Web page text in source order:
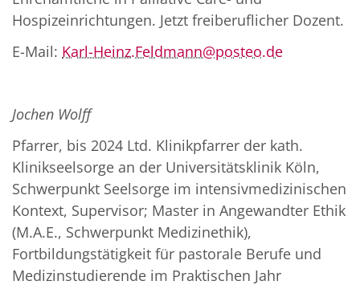
Hospizeinrichtungen. Jetzt freiberuflicher Dozent.
E-Mail: Karl-Heinz.Feldmann@posteo.de
Jochen Wolff
Pfarrer, bis 2024 Ltd. Klinikpfarrer der kath.
Klinikseelsorge an der Universitätsklinik Köln,
Schwerpunkt Seelsorge im intensivmedizinischen
Kontext, Supervisor; Master in Angewandter Ethik
(M.A.E., Schwerpunkt Medizinethik),
Fortbildungstätigkeit für pastorale Berufe und
Medizinstudierende im Praktischen Jahr